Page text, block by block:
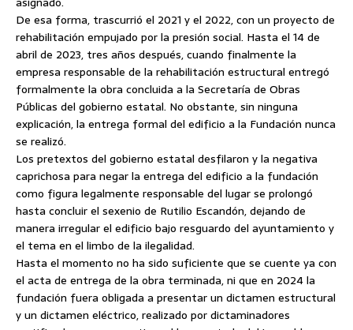
De esa forma, trascurrió el 2021 y el 2022, con un proyecto de
rehabilitación empujado por la presión social. Hasta el 14 de
abril de 2023, tres años después, cuando finalmente la
empresa responsable de la rehabilitación estructural entregó
formalmente la obra concluida a la Secretaría de Obras
Públicas del gobierno estatal. No obstante, sin ninguna
explicación, la entrega formal del edificio a la Fundación nunca
se realizó.
Los pretextos del gobierno estatal desfilaron y la negativa
caprichosa para negar la entrega del edificio a la fundación
como figura legalmente responsable del lugar se prolongó
hasta concluir el sexenio de Rutilio Escandón, dejando de
manera irregular el edificio bajo resguardo del ayuntamiento y
el tema en el limbo de la ilegalidad.
Hasta el momento no ha sido suficiente que se cuente ya con
el acta de entrega de la obra terminada, ni que en 2024 la
fundación fuera obligada a presentar un dictamen estructural
y un dictamen eléctrico, realizado por dictaminadores